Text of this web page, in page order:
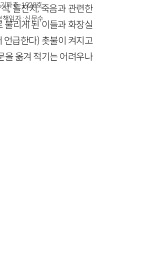
, 돌잔치, 죽음과 관련한
불리게 된 이들과 화장실
언급한다) 촛불이 켜지고
을 옮겨 적기는 어려우나
파주-1928호
책임자 : 신문수